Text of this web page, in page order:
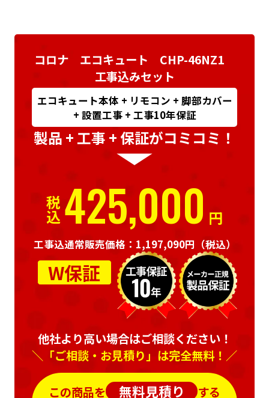
コロナ エコキュート CHP-46NZ1
工事込みセット
エコキュート本体 + リモコン + 脚部カバー
+ 設置工事 + 工事10年保証
製品 + 工事 + 保証がコミコミ！
W保証
税込425,000 円
工事込通常販売価格：1,197,090円 （税込）
他社より高い場合はご相談ください！
＼「ご相談・お見積り」は完全無料！／
この商品を 無料見積り する